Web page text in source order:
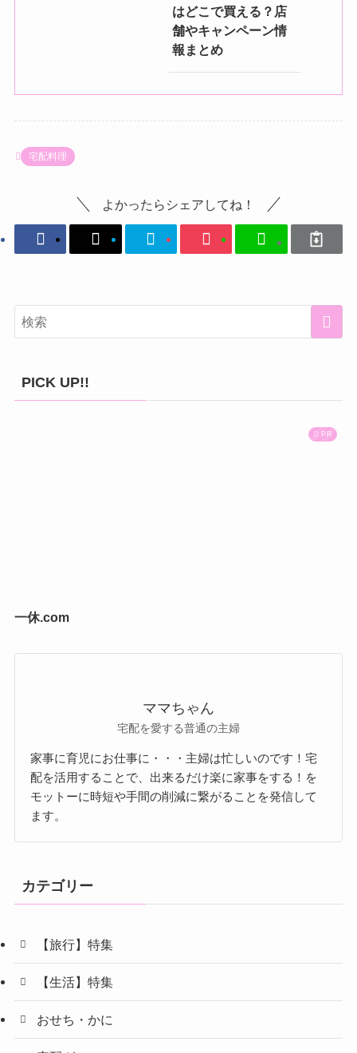
はどこで買える？店
舗やキャンペーン情
報まとめ
宅配料理
よかったらシェアしてね！
PICK UP!!
PR
一休.com
ママちゃん
宅配を愛する普通の主婦
家事に育児にお仕事に・・・主婦は忙しいのです！宅
配を活用することで、出来るだけ楽に家事をする！を
モットーに時短や手間の削減に繋がることを発信して
ます。
カテゴリー
【旅行】特集
【生活】特集
おせち・かに